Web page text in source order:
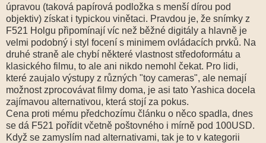
úpravou (taková papírová podložka s menší dírou pod
objektiv) získat i typickou vinětaci. Pravdou je, že snímky z
F521 Holgu připomínají víc než běžné digitály a hlavně je
velmi podobný i styl focení s minimem ovládacích prvků. Na
druhé straně ale chybí některé vlastnost středoformátu a
klasického filmu, to ale ani nikdo nemohl čekat. Pro lidi,
které zaujalo výstupy z různých "toy cameras", ale nemají
možnost zprocovávat filmy doma, je asi tato Yashica docela
zajímavou alternativou, která stojí za pokus.
Cena proti mému předchozímu článku o něco spadla, dnes
se dá F521 pořídit včetně poštovného i mírně pod 100USD.
Když se zamyslím nad alternativami, tak je to v kategorii